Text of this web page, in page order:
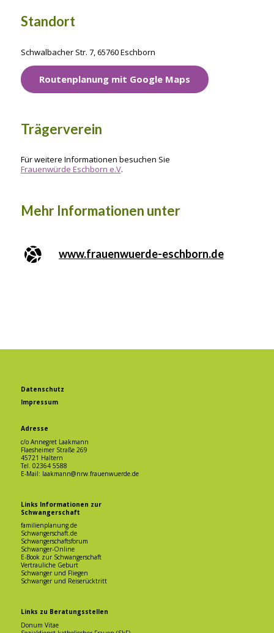
Standort
Schwalbacher Str. 7, 65760 Eschborn
Routenplanung mit Google Maps
Trägerverein
Für weitere Informationen besuchen Sie
Frauenwürde Eschborn e.V.
Mehr Informationen unter
www.frauenwuerde-eschborn.de
Datenschutz
Impressum
Adresse
c/o Annegret Laakmann
Flaesheimer Straße 269
45721 Haltern
Tel. 02364 5588
E-Mail: laakmann@nrw.frauenwuerde.de
Links Informationen zur
Schwangerschaft
familienplanung.de
Schwangerschaft.de
Schwangerschaftsforum
Schwanger-Online
E-Book zur Schwangerschaft
Vertrauliche Geburt
Schwanger und Fliegen
Schwanger und Reiserücktritt
Links zu Beratungsstellen
Donum Vitae